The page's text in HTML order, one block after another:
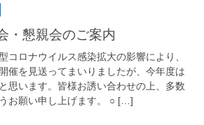
・懇親会のご案内
コロナウイルス感染拡大の影響により、
催を見送ってまいりましたが、今年度は
思います。皆様お誘い合わせの上、多数
お願い申し上げます。 ○ […]